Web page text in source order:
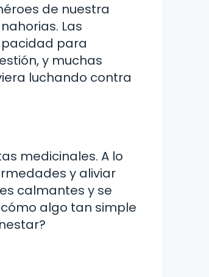
de nuestra
Las
para
y muchas
luchando contra
medicinales. A lo
y aliviar
calmantes y se
algo tan simple